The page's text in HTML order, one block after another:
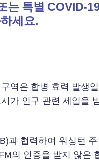
는 특별 COVID-
세요.
역은 합병 효력 발생
가 인구 관련 세입을
과 협력하여 워싱턴
의 인증을 받지 않은